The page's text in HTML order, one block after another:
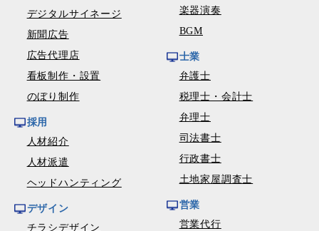
デジタルサイネージ
新聞広告
広告代理店
看板制作・設置
のぼり制作
採用
人材紹介
人材派遣
ヘッドハンティング
デザイン
チラシデザイン
楽器演奏
BGM
士業
弁護士
税理士・会計士
弁理士
司法書士
行政書士
土地家屋調査士
営業
営業代行